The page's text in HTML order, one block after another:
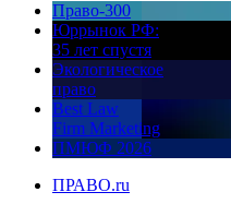
Право-300
Юррынок РФ:
35 лет спустя
Экологическое
право
Best Law
Firm Marketing
ПМЮФ 2026
ПРАВО.ru